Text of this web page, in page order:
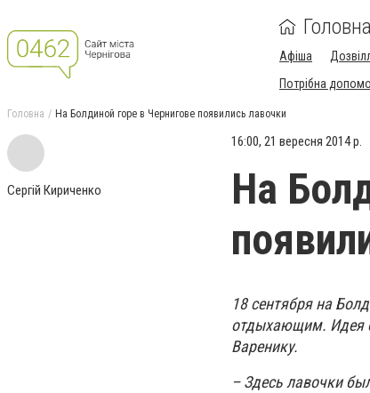
Головна
Афіша
Потрібна
Головна На Болдиной горе в Чернигове появились лавочки
Сергій Кириченко
16:00, 21 вересня 2014 р.
На
18 сентября на
отдыхающим. Идея
Варенику.
– Здесь лавочки